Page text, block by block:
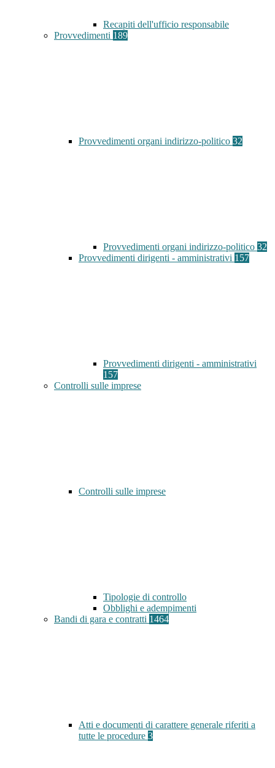
Recapiti dell'ufficio responsabile
Provvedimenti 189
Provvedimenti organi indirizzo-politico 32
Provvedimenti organi indirizzo-politico 32
Provvedimenti dirigenti - amministrativi 157
Provvedimenti dirigenti - amministrativi
157
Controlli sulle imprese
Controlli sulle imprese
Tipologie di controllo
Obblighi e adempimenti
Bandi di gara e contratti 1464
Atti e documenti di carattere generale riferiti a
tutte le procedure 3